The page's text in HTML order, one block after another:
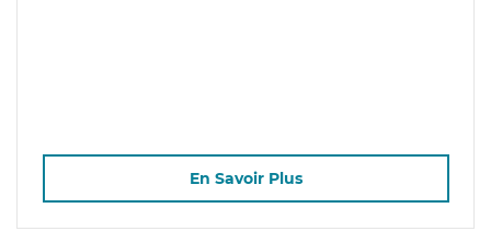
En Savoir Plus